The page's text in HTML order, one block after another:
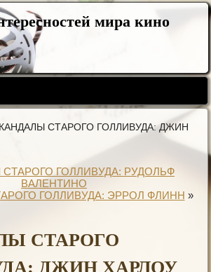
мира кино
СТАРОГО ГОЛЛИВУДА: ДЖИН
ГОЛЛИВУДА: РУДОЛЬФ
ВАЛЕНТИНО
ГОЛЛИВУДА: ЭРРОЛ ФЛИНН »
СТАРОГО